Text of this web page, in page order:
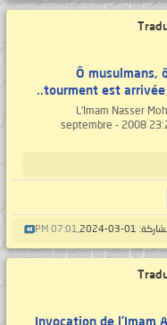
Ô musulmans,
tourment est arrivée
L'Imam Nasser
septembre - 2008
01-03-2024,
07:01 PM
Invocation de l'Imam